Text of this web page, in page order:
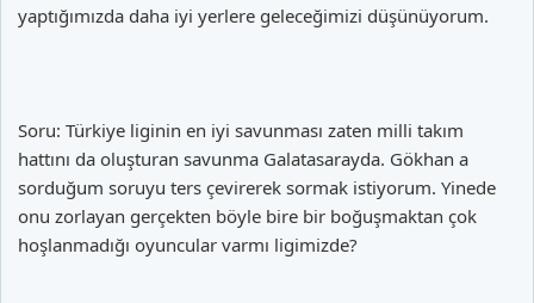
yaptığımızda daha iyi yerlere geleceğimizi düşünüyorum.
Soru: Türkiye liginin en iyi savunması zaten milli takım
hattını da oluşturan savunma Galatasarayda. Gökhan a
sorduğum soruyu ters çevirerek sormak istiyorum. Yinede
onu zorlayan gerçekten böyle bire bir boğuşmaktan çok
hoşlanmadığı oyuncular varmı ligimizde?